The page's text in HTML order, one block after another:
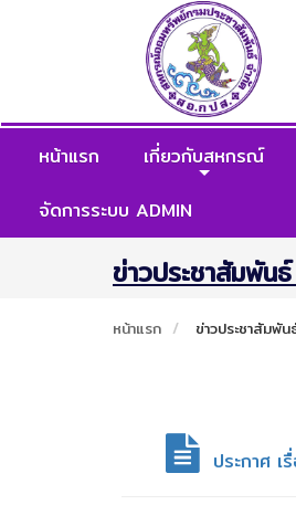
หน้าแรก เกี่ยวกับสหกรณ์
จัดการระบบ ADMIN
ข่าวประชาสัมพัน
หน้าแรก ข่าวประชาสัมพั
ประกาศ